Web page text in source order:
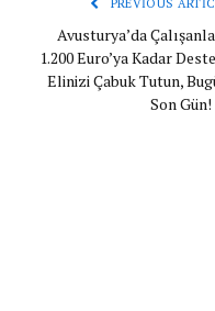
PREVIOUS
Avusturya’da
1.200 Euro’ya Kadar
Elinizi Çabuk Tutun,
Son